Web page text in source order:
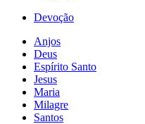
Devoção
Anjos
Deus
Espírito Santo
Jesus
Maria
Milagre
Santos